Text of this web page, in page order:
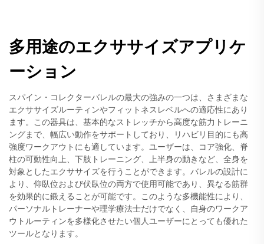
多用途のエクササイズアプリケ
ーション
スパイン・コレクターバレルの最大の強みの一つは、さまざまな
エクササイズルーティンやフィットネスレベルへの適応性にあり
ます。この器具は、基本的なストレッチから高度な筋力トレーニ
ングまで、幅広い動作をサポートしており、リハビリ目的にも高
強度ワークアウトにも適しています。ユーザーは、コア強化、脊
柱の可動性向上、下肢トレーニング、上半身の動きなど、全身を
対象としたエクササイズを行うことができます。バレルの設計に
より、仰臥位および伏臥位の両方で使用可能であり、異なる筋群
を効果的に鍛えることが可能です。このような多機能性により、
パーソナルトレーナーや理学療法士だけでなく、自身のワークア
ウトルーティンを多様化させたい個人ユーザーにとっても優れた
ツールとなります。